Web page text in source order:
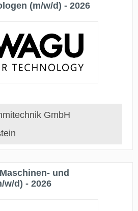
(m/w/d) - 2026
GmbH
und
w/d) - 2026